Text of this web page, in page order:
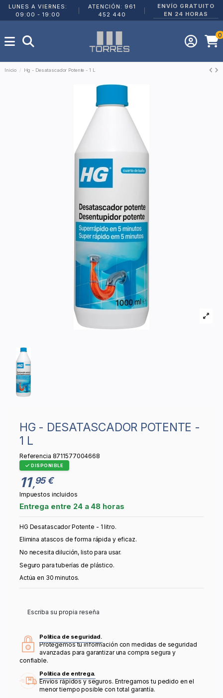
LUNES A VIERNES:
09:00 - 19:00
ATENCIÓN: 961
452 440
ENVÍO GRATUITO
EN 24 HORAS
0
Inicio Hg - Desatascador Potente - 1 L
HG - DESATASCADOR POTENTE -
1 L
Referencia 8711577004668
DISPONIBLE
11,95 €
Impuestos incluidos
Entrega entre 24 a 48 horas
HG Desatascador Potente - 1 litro.
Elimina atascos de forma rápida y eficaz.
No necesita dilución, listo para usar.
Seguro para tuberías de plástico.
Actúa en 30 minutos.
Escriba su propia reseña
Política de seguridad.
Protegemos tu información con medidas de seguridad
avanzadas para garantizar una compra segura y
confiable.
Política de entrega.
Envíos rápidos y seguros. Entregamos tu pedido en el
menor tiempo posible con total garantía.